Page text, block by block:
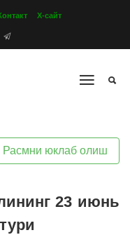
Х-сайт
Расмни юклаб олиш
23 июнь